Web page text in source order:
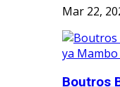
Mar 22,
Boutros